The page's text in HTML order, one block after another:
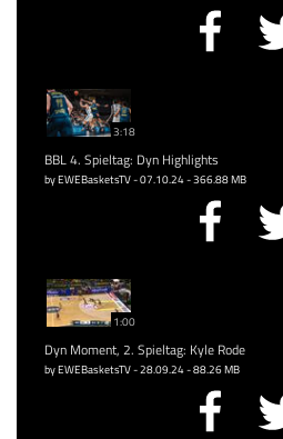
3:18
BBL 4. Spieltag: Dyn Highlights
by EWEBasketsTV - 07.10.24 - 366.88 MB
1:00
Dyn Moment, 2. Spieltag: Kyle Rode
by EWEBasketsTV - 28.09.24 - 88.26 MB